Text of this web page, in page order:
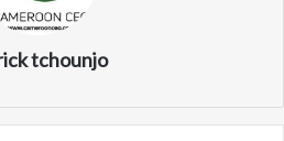
tchounjo